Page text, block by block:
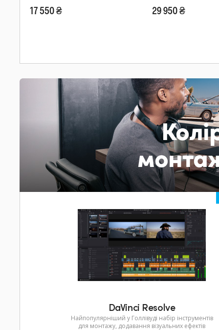
17 550 ₴ 29 950 ₴
DaVinci Resolve
Найпопулярніший у Голлівуді набір інструментів
для монтажу, додавання візуальних ефектів